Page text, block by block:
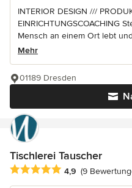
INTERIOR DESIGN ///
EINRICHTUNGSCOACHING
Mensch an einem Ort lebt
Mehr
01189 Dresden
Tischlerei Tauscher
Durchschnittliche
4,9 (9